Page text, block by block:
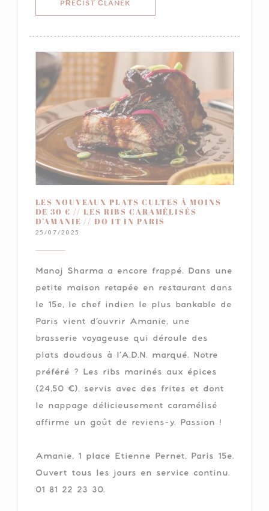
PŘEČÍST ČLÁNEK
LES NOUVEAUX PLATS CULTES À MOINS
DE 30 € // LES RIBS CARAMÉLISÉS
D’AMANIE // DO IT IN PARIS
25/07/2025
Manoj Sharma a encore frappé. Dans une
petite maison retapée en restaurant dans
le 15e, le chef indien le plus bankable de
Paris vient d’ouvrir Amanie, une
brasserie voyageuse qui déroule des
plats doudous à l’A.D.N. marqué. Notre
préféré ? Les ribs marinés aux épices
(24,50 €), servis avec des frites et dont
le nappage délicieusement caramélisé
affirme un goût de reviens-y. Passion !
Amanie, 1 place Etienne Pernet, Paris 15e.
Ouvert tous les jours en service continu.
01 81 22 23 30.